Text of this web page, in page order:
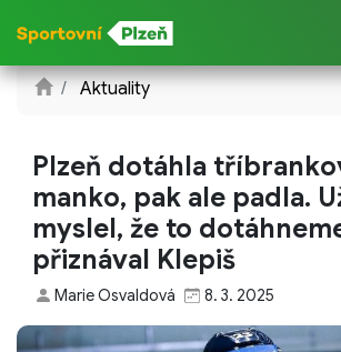
Aktuality
Plzeň dotáhla
manko, pak ale padla.
myslel, že to
přiznával Klepiš
Marie Osvaldová 8. 3. 2025